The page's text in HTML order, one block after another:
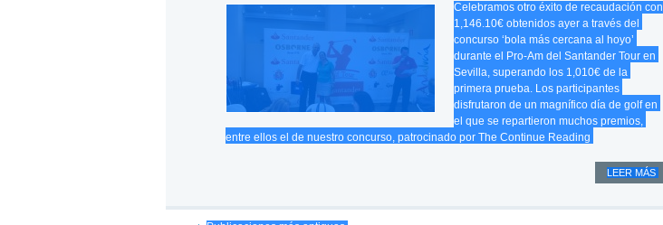
Celebramos otro éxito de recaudación con
1,146.10€ obtenidos ayer a través del
concurso ‘bola más cercana al hoyo’
durante el Pro-Am del Santander Tour en
Sevilla, superando los 1,010€ de la
primera prueba. Los participantes
disfrutaron de un magnífico día de golf en
el que se repartieron muchos premios,
entre ellos el de nuestro concurso, patrocinado por The Continue Reading
LEER MÁS